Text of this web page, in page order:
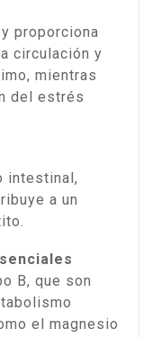
proporciona
circulación y
mientras
del estrés
intestinal,
a un
B, que son
el magnesio